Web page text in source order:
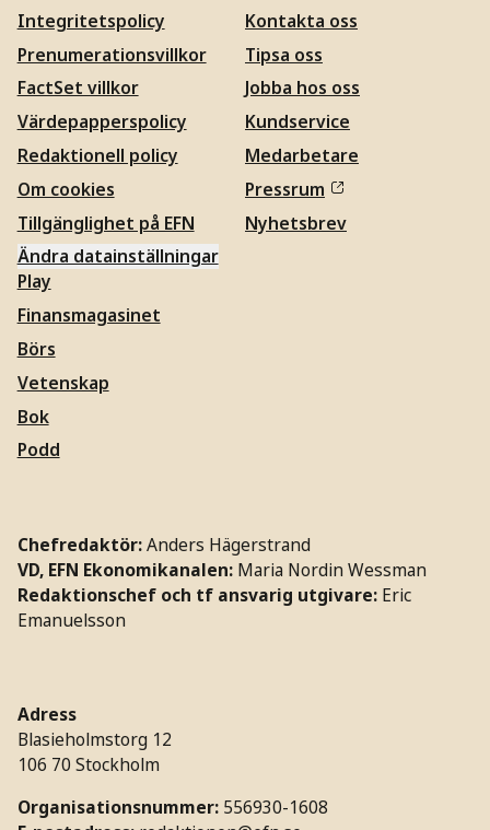
Integritetspolicy
Prenumerationsvillkor
FactSet villkor
Värdepapperspolicy
Redaktionell policy
Om cookies
Tillgänglighet på EFN
Ändra datainställningar
Kontakta oss
Tipsa oss
Jobba hos oss
Kundservice
Medarbetare
Pressrum
Nyhetsbrev
Play
Finansmagasinet
Börs
Vetenskap
Bok
Podd
Chefredaktör:Anders Hägerstrand
VD, EFN Ekonomikanalen: Maria Nordin Wessman
Redaktionschef och tf ansvarig utgivare: Eric
Emanuelsson
Adress
Blasieholmstorg 12
106 70 Stockholm
Organisationsnummer: 556930-1608